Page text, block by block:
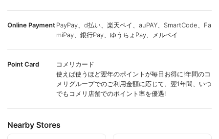
Online PaymentPayPay、d払い、楽天ペイ、auPAY、SmartCode、Fa
miPay、銀行Pay、ゆうちょPay、メルペイ
Point Card
コメリカード
使えば使うほど翌年のポイントが毎日お得に!年間のコ
メリグループでのご利用金額に応じて、翌1年間、いつ
でもコメリ店舗でのポイント率を優遇!
Nearby Stores